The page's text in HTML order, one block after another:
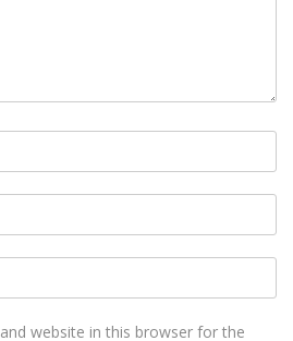
website in this browser for the